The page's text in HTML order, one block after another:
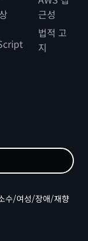
근성
법적 고
지
수/여성/장애/재향